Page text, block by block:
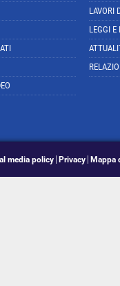
LAVORI
LEGGI E
media policy Privacy Mappa